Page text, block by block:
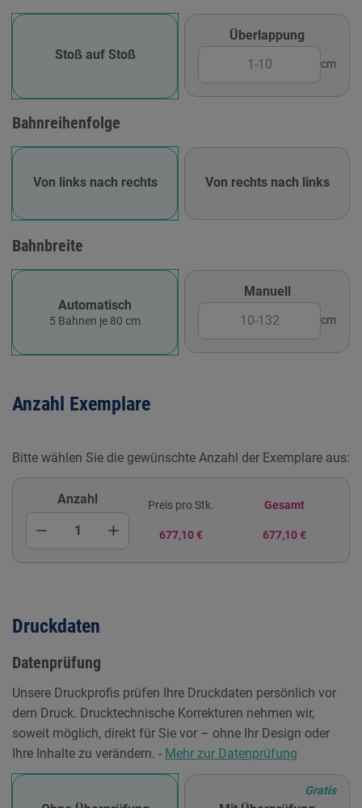
Stoß auf Stoß
Überlappung
cm
Bahnreihenfolge
Von links nach rechts Von rechts nach links
Bahnbreite
Automatisch
5 Bahnen je 80 cm
Manuell
cm
Anzahl Exemplare
Bitte wählen Sie die gewünschte Anzahl der Exemplare aus:
Anzahl
remove add
Preis pro Stk.
677,10 €
Gesamt
677,10 €
Druckdaten
Datenprüfung
Unsere Druckprofis prüfen Ihre Druckdaten persönlich vor
dem Druck. Drucktechnische Korrekturen nehmen wir,
soweit möglich, direkt für Sie vor – ohne Ihr Design oder
Ihre Inhalte zu verändern. - Mehr zur Datenprüfung
Gratis